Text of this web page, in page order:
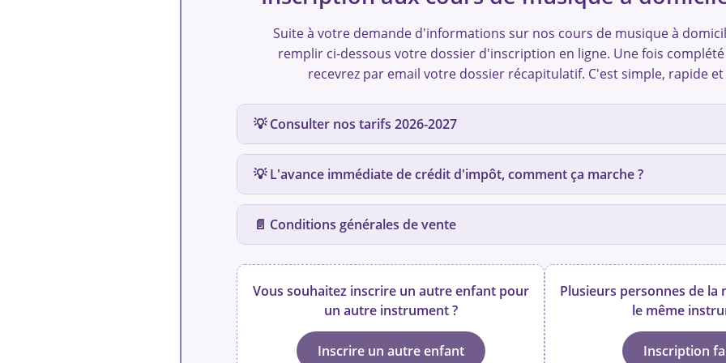
Suite à votre demande d'informations sur nos cours de musique à
remplir ci-dessous votre dossier d'inscription en ligne. Une fois
recevrez par email votre dossier récapitulatif. C'est simple, rapide et
💡 Consulter nos tarifs 2026-2027
Frais d'inscription annuels
36,00 €* /72,00 €
(+ 6,00 €* / 12,00 € par personne supplémentaire de la même famille)
Formule Crescendo
Cours toutes les semaines sauf pendant les vacances scolaires
Tarif par cours
💡 L'avance immédiate de crédit d'impôt, comment ça marche ?
Sur simple demande, l'Académie Musicale Crescendo procède à votre demande
l'activation de votre compte avance immédiate. Vous devez effectuer l'activation au
votre 1er cours.
Une fois l'activation effectuée, l'AMC prélève des acomptes mensuels correspondant
cours (mensualisation sur 10 mois suivant la formule choisie pour l'année scolaire —
📄 Conditions générales de vente
Conditions générales de vente
Entre l'Académie Musicale Crescendo, société mandataire agréée pour les services à la personne
504150004 en date du 03/06/2008 dont le siège social est situé 85 rue Cuvier, 69006 Lyon, d'une
employeur d'autre part. Il a été convenu ce qui suit :
Vous souhaitez inscrire un autre enfant pour
un autre instrument ?
Inscrire un autre enfant
Plusieurs personnes de la
le même
Inscription